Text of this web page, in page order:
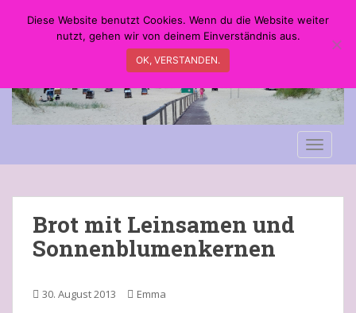
Brot mit Leinsamen und
Sonnenblumenkernen
30. August 2013 Emma
Diese Website benutzt Cookies. Wenn du die Website weiter
nutzt, gehen wir von deinem Einverständnis aus.
OK, VERSTANDEN.